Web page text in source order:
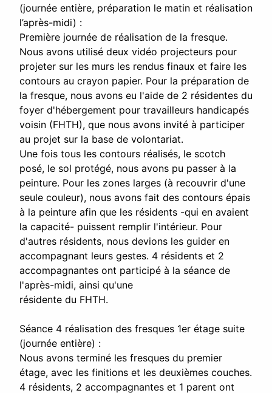
(journée entière, préparation le matin et réalisation
l’après-midi) :
Première journée de réalisation de la fresque.
Nous avons utilisé deux vidéo projecteurs pour
projeter sur les murs les rendus finaux et faire les
contours au crayon papier. Pour la préparation de
la fresque, nous avons eu l'aide de 2 résidentes du
foyer d'hébergement pour travailleurs handicapés
voisin (FHTH), que nous avons invité à participer
au projet sur la base de volontariat.
Une fois tous les contours réalisés, le scotch
posé, le sol protégé, nous avons pu passer à la
peinture. Pour les zones larges (à recouvrir d'une
seule couleur), nous avons fait des contours épais
à la peinture afin que les résidents -qui en avaient
la capacité- puissent remplir l'intérieur. Pour
d'autres résidents, nous devions les guider en
accompagnant leurs gestes. 4 résidents et 2
accompagnantes ont participé à la séance de
l'après-midi, ainsi qu'une
résidente du FHTH.
Séance 4 réalisation des fresques 1er étage suite
(journée entière) :
Nous avons terminé les fresques du premier
étage, avec les finitions et les deuxièmes couches.
4 résidents, 2 accompagnantes et 1 parent ont